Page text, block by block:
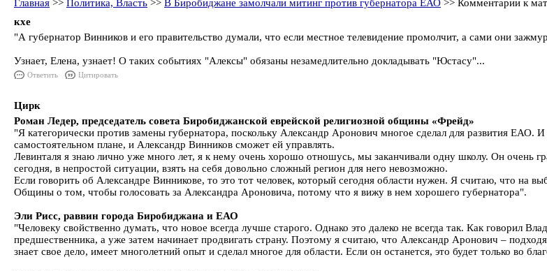
Главная >> Политика, Власть >> В Биробиджане замолчали митинг против губернатора ЕАО >> Комментарии к
кхе
"А губернатор Винников и его правительство думали, что если местное телевидение промолчит, а сами они
Узнает, Елена, узнает! О таких событиях "Алексы" обязаны незамедлительно докладывать "Юстасу"...
Ответить Цитировать
Цирк
Роман Ледер, председатель совета Биробиджанской еврейской религиозной общины «Фрейд»
"Я категорически против замены губернатора, поскольку Александр Аронович многое сделал для развития ЕАО.
самостоятельном плане, и Александр Винников сможет ей управлять.
Левинталя я знаю лично уже много лет, я к нему очень хорошо отношусь, мы заканчивали одну школу. Он очень
сегодня, в непростой ситуации, взять на себя довольно сложный регион для него невозможно.
Если говорить об Александре Винникове, то это тот человек, который сегодня области нужен. Я считаю, что на
Общины о том, чтобы голосовать за Александра Ароновича, потому что я вижу в нем хорошего губернатора".
Эли Рисс, раввин города Биробиджана и ЕАО
"Человеку свойственно думать, что новое всегда лучше старого. Однако это далеко не всегда так. Как говорил
предшественника, а уже затем начинает продвигать страну. Поэтому я считаю, что Александр Аронович –
знает свое дело, имеет многолетний опыт и сделал многое для области. Если он останется, это будет только во